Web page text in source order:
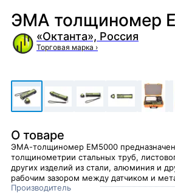
ЭМА толщиномер
«Октанта», Россия
Торговая марка ›
О товаре
ЭМА-толщиномер EM5000
толщинометрии стальных труб,
других изделий из стали, алюминия и
рабочим зазором между датчиком и
Производитель